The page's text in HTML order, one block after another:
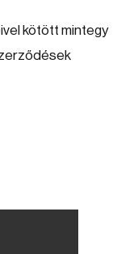
kötött mintegy